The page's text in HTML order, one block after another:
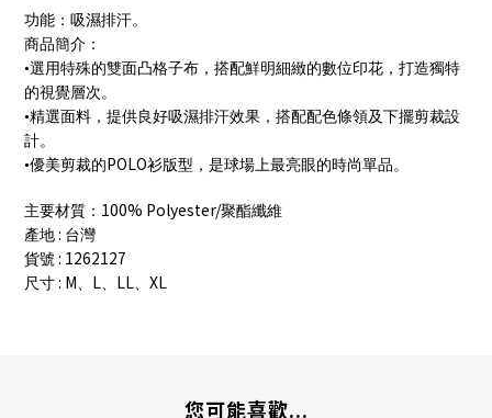
功能：吸濕排汗。
商品簡介：
•選用特殊的雙面凸格子布，搭配鮮明細緻的數位印花，打造獨特
的視覺層次。
•精選面料，提供良好吸濕排汗效果，搭配配色條領及下擺剪裁設
計。
•優美剪裁的POLO衫版型，是球場上最亮眼的時尚單品。
主要材質： 100% Polyester/聚酯纖維
產地 : 台灣
貨號 : 1262127
尺寸 : M、 L、 LL、 XL
您可能喜歡...